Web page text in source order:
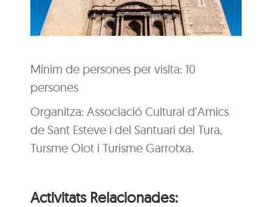
Mínim de persones per visita: 10
persones
Organitza: Associació Cultural d’Amics
de Sant Esteve i del Santuari del Tura,
Tursme Olot i Turisme Garrotxa.
Activitats Relacionades: